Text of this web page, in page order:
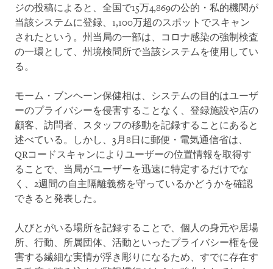
ジの投稿によると、全国で15万4,869の公的・私的機関が
当該システムに登録、1,100万超のスポットでスキャン
されたという。州当局の一部は、コロナ感染の強制検査
の一環として、州境検問所で当該システムを使用してい
る。
モーム・ブンヘーン保健相は、システムの目的はユーザ
ーのプライバシーを侵害することなく、登録施設や店の
顧客、訪問者、スタッフの移動を記録することにあると
述べている。しかし、3月8日に郵便・電気通信省は、
QRコードスキャンによりユーザーの位置情報を取得す
ることで、当局がユーザーを迅速に特定するだけでな
く、2週間の自主隔離義務を守っているかどうかを確認
できると発表した。
人びとがいる場所を記録することで、個人の身元や居場
所、行動、所属団体、活動といったプライバシー権を侵
害する繊細な実情が浮き彫りになるため、すでに存在す